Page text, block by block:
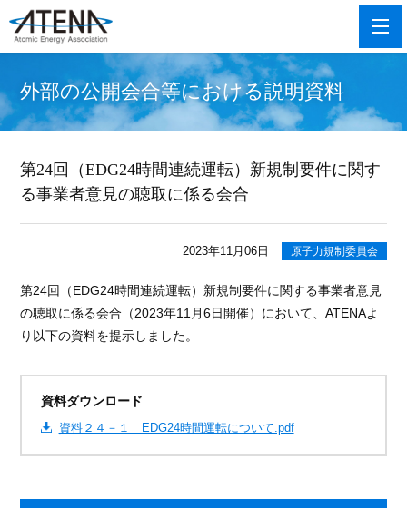
外部の公開会合等における説明資料
第24回（EDG24時間連続運転）新規制要件に関す
る事業者意見の聴取に係る会合
2023年11月06日 原子力規制委員会
第24回（EDG24時間連続運転）新規制要件に関する事業者意見
の聴取に係る会合（2023年11月6日開催） において、ATENAよ
り以下の資料を提示しました。
資料ダウンロード
資料２４－１ EDG24時間運転について.pdf